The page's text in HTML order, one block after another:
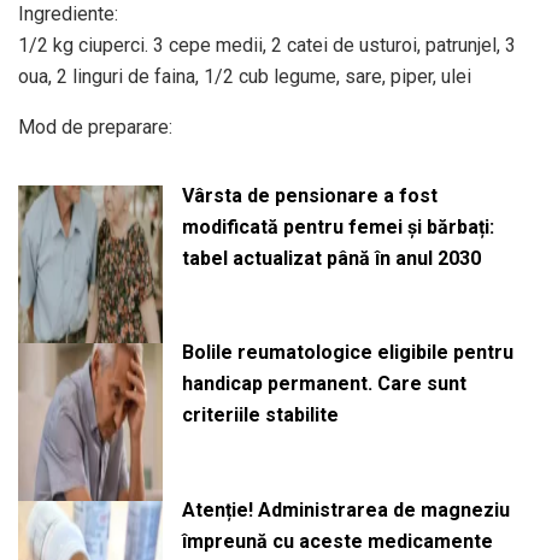
Ingrediente:
1/2 kg ciuperci. 3 cepe medii, 2 catei de usturoi, patrunjel, 3
oua, 2 linguri de faina, 1/2 cub legume, sare, piper, ulei
Mod de preparare:
Vârsta de pensionare a fost
modificată pentru femei și bărbați:
tabel actualizat până în anul 2030
Bolile reumatologice eligibile pentru
handicap permanent. Care sunt
criteriile stabilite
Atenție! Administrarea de magneziu
împreună cu aceste medicamente